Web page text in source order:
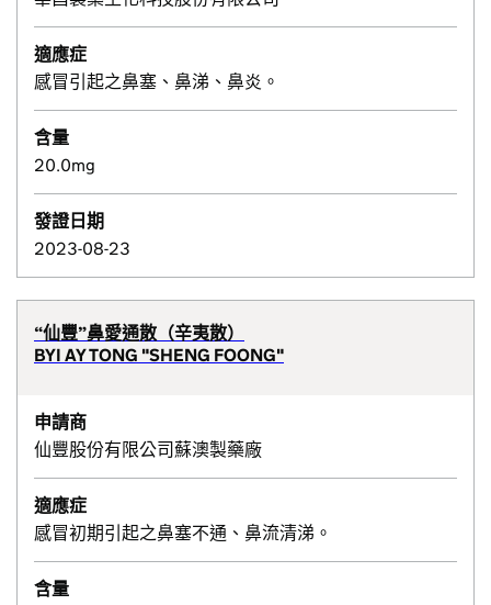
適應症
感冒引起之鼻塞、鼻涕、鼻炎。
含量
20.0mg
發證日期
2023-08-23
“仙豐”鼻愛通散（辛夷散）
BYI AY TONG "SHENG FOONG"
申請商
仙豐股份有限公司蘇澳製藥廠
適應症
感冒初期引起之鼻塞不通、鼻流清涕。
含量